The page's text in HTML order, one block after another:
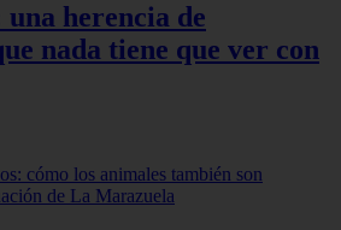
herencia de
nada tiene que ver con